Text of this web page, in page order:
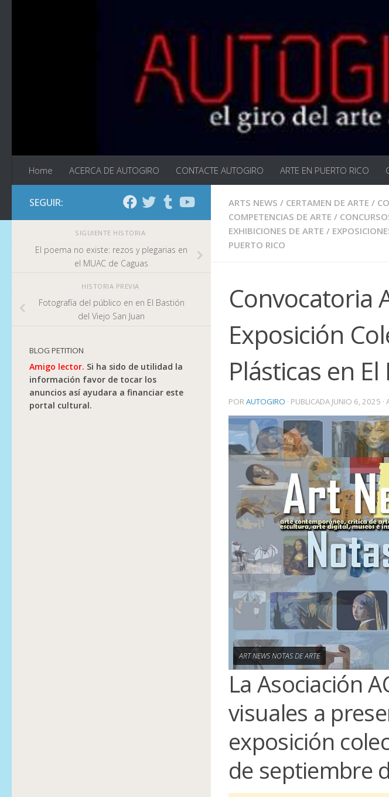
Home ACERCA DE AUTOGIRO CONTACTE AUTOGIRO ARTE EN PUERTO RICO
ARTS NEWS / CERTAMEN DE ARTE /
COMPETENCIAS DE ARTE /
EXHIBICIONES DE ARTE /
PUERTO RICO
Convocatoria
Exposición
Plásticas en
PORAUTOGIRO · PUBLICADA JUNIO 6, 2025 ·
ART NEWS NOTAS DE ARTE
La Asociación
visuales a
exposición
de septiembre
SEGUIR:
SIGUIENTE HISTORIA
El poema no existe: rezos y plegarias en
el MUAC de Caguas
HISTORIA PREVIA
Fotografía del público en en El Bastión
del Viejo San Juan
BLOG PETITION
Amigo lector. Si ha sido de utilidad la
información favor de tocar los
anuncios así ayudara a financiar este
portal cultural.